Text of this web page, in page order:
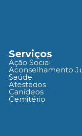
Serviços
Ação Social
Aconselhamento
Saúde
Atestados
Canídeos
Cemitério